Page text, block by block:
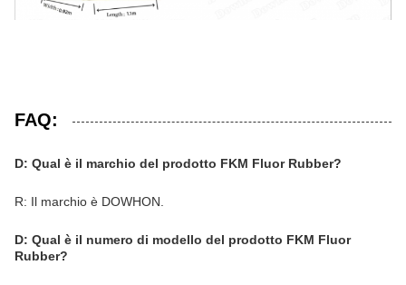
FAQ:
D: Qual è il marchio del prodotto FKM Fluor Rubber?
R: Il marchio è DOWHON.
D: Qual è il numero di modello del prodotto FKM Fluor
Rubber?